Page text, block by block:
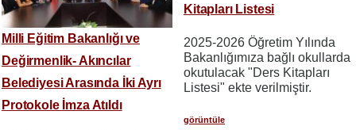
Milli Eğitim Bakanlığı ve
Değirmenlik- Akıncılar
Belediyesi Arasında İki Ayrı
Protokole İmza Atıldı
Kitapları Listesi
2025-2026 Öğretim Yılında
Bakanlığımıza bağlı okullarda
okutulacak "Ders Kitapları
Listesi" ekte verilmiştir.
görüntüle